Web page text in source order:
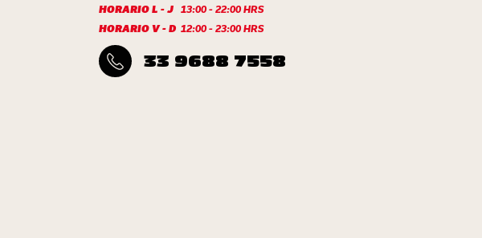
HORARIO L - J 13:00 - 22:00 HRS
HORARIO V - D 12:00 - 23:00 HRS
33 9688 7558